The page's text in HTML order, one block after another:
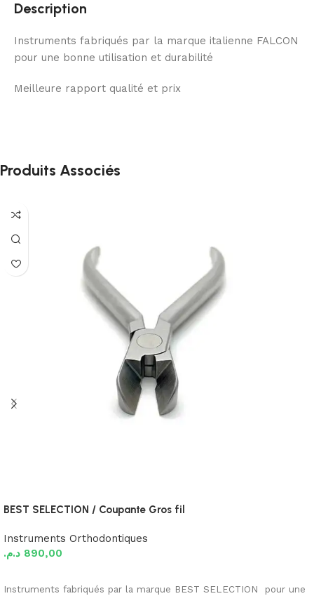
Description
Instruments fabriqués par la marque italienne FALCON
pour une bonne utilisation et durabilité
Meilleure rapport qualité et prix
Produits Associés
BEST SELECTION / Coupante Gros fil
Instruments Orthodontiques
890,00 د.م.
Instruments fabriqués par la marque BEST SELECTION pour une